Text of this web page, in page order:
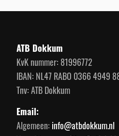
ATB Dokkum
KvK nummer: 81996772
IBAN: NL47 RABO 0366 4949
Tnv: ATB Dokkum
Email:
Algemeen: info@atbdokkum.nl